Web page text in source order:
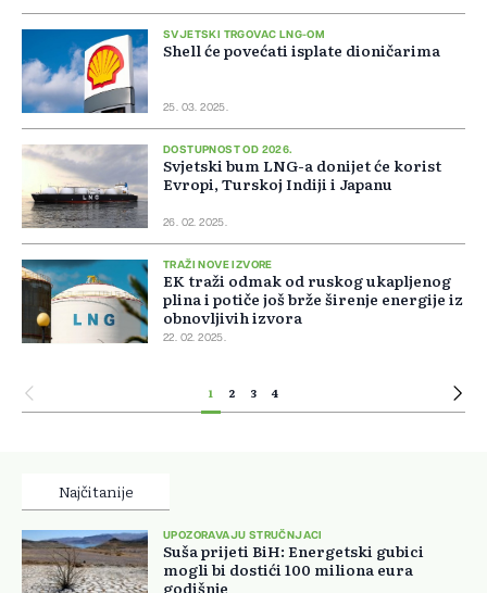
SVJETSKI TRGOVAC LNG-OM
Shell će povećati isplate dioničarima
25. 03. 2025.
DOSTUPNOST OD 2026.
Svjetski bum LNG-a donijet će korist
Evropi, Turskoj Indiji i Japanu
26. 02. 2025.
TRAŽI NOVE IZVORE
EK traži odmak od ruskog ukapljenog
plina i potiče još brže širenje energije iz
obnovljivih izvora
22. 02. 2025.
1 2 3 4
Najčitanije
UPOZORAVAJU STRUČNJACI
Suša prijeti BiH: Energetski gubici
mogli bi dostići 100 miliona eura
godišnje